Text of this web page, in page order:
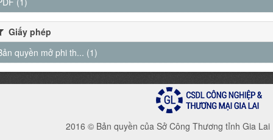
Giấy phép
quyền mở phi th... (1)
2016 © Bản quyền của Sở Công Thương tỉnh Gia Lai